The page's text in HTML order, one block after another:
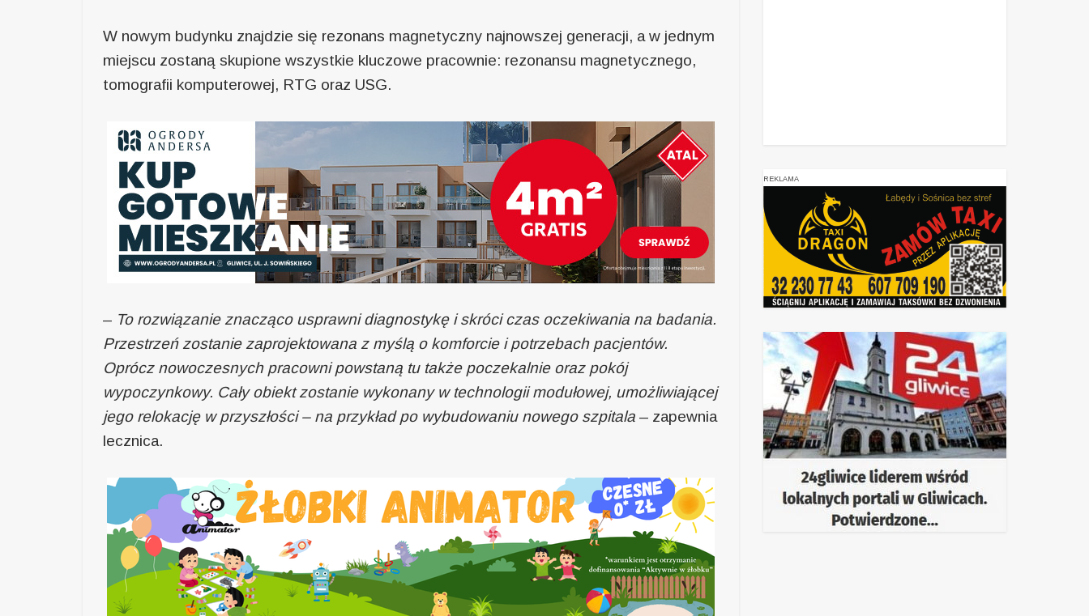
W nowym budynku znajdzie się rezonans magnetyczny najnowszej generacji, a w jednym
miejscu zostaną skupione wszystkie kluczowe pracownie: rezonansu magnetycznego,
tomografii komputerowej, RTG oraz USG.
– To rozwiązanie znacząco usprawni diagnostykę i skróci czas oczekiwania na badania.
Przestrzeń zostanie zaprojektowana z myślą o komforcie i potrzebach pacjentów.
Oprócz nowoczesnych pracowni powstaną tu także poczekalnie oraz pokój
wypoczynkowy. Cały obiekt zostanie wykonany w technologii modułowej, umożliwiającej
jego relokację w przyszłości – na przykład po wybudowaniu nowego szpitala – zapewnia
lecznica.
REKLAMA